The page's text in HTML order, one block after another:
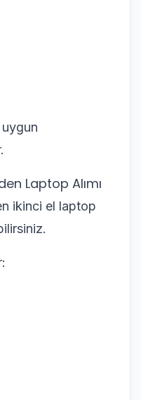
uygun
Laptop Alımı
ikinci el laptop